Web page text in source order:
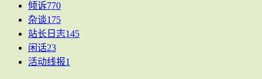
倾诉770
杂谈175
站长日志145
闲话23
活动线报1